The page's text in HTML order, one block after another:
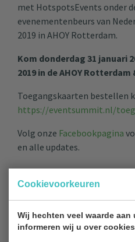
Cookievoorkeuren
Wij hechten veel waarde aan
informeren wij u over
met HotspotsEvents onder
evenementenbeurs van
2019 in AHOY Rotterdam.
Kom donderdag 31 januari
2019 in de AHOY
Toegangskaarten bestellen
https://eventsummit.nl/
Volg onze Facebookpagina
en alle updates.
TERUG